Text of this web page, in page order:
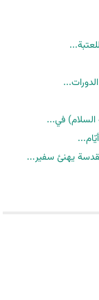
السلام) في...
يهنئ سفير...